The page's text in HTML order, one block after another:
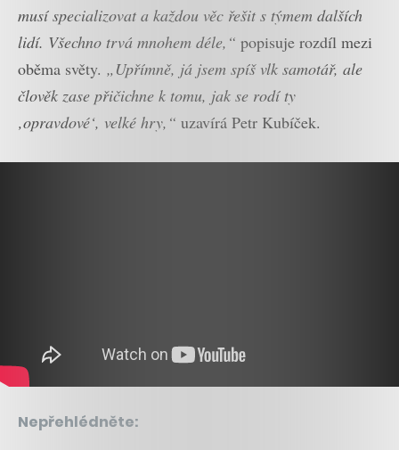
musí specializovat a každou věc řešit s týmem dalších
lidí. Všechno trvá mnohem déle,“ popisuje rozdíl mezi
oběma světy. „Upřímně, já jsem spíš vlk samotář, ale
člověk zase přičichne k tomu, jak se rodí ty
‚opravdové‘, velké hry,“ uzavírá Petr Kubíček.
Nepřehlédněte: